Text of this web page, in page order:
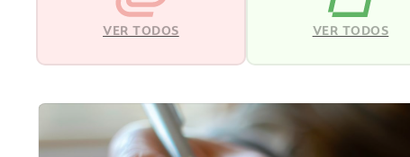
VER TODOS VER TODOS